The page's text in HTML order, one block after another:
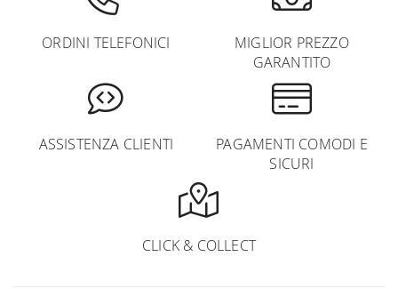
ORDINI TELEFONICI
MIGLIOR PREZZO
GARANTITO
ASSISTENZA CLIENTI
PAGAMENTI COMODI E
SICURI
CLICK & COLLECT